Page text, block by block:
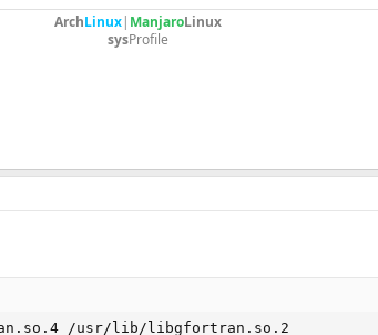
ArchLinux| ManjaroLinux
sysProfile
/usr/lib/libgfortran.so.2